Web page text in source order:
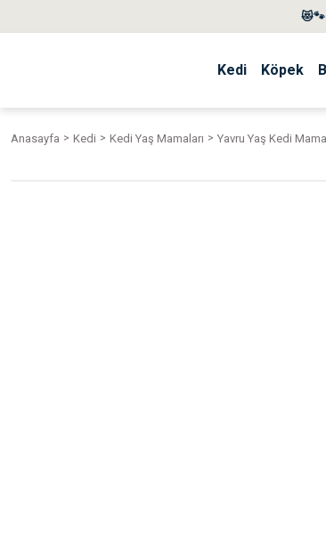
Kedi Köpek
Anasayfa Kedi Kedi Yaş Mamaları Yavru Yaş Kedi